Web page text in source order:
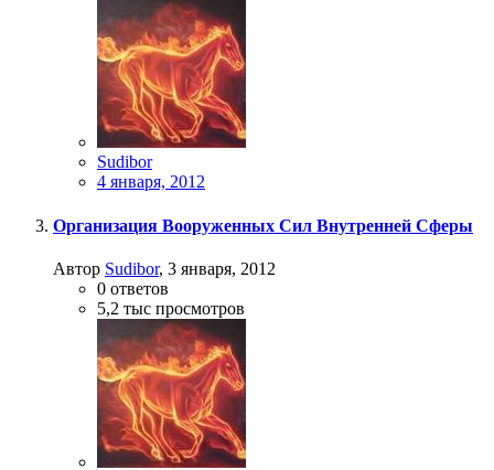
Sudibor
4 января, 2012
Организация Вооруженных Сил Внутренней Сферы
Автор Sudibor, 3 января, 2012
0 ответов
5,2 тыс просмотров